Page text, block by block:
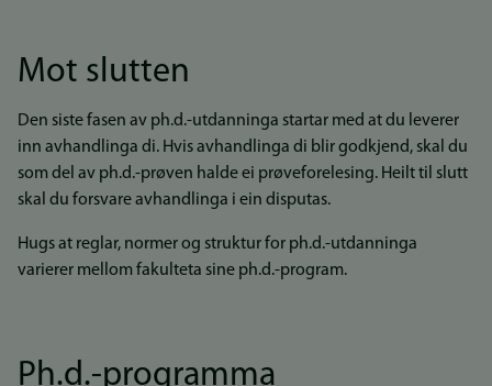
Mot slutten
Den siste fasen av ph.d.-utdanninga startar med at du leverer
inn avhandlinga di. Hvis avhandlinga di blir godkjend, skal du
som del av ph.d.-prøven halde ei prøveforelesing. Heilt til slutt
skal du forsvare avhandlinga i ein disputas.
Hugs at reglar, normer og struktur for ph.d.-utdanninga
varierer mellom fakulteta sine ph.d.-program.
Ph.d.-programma